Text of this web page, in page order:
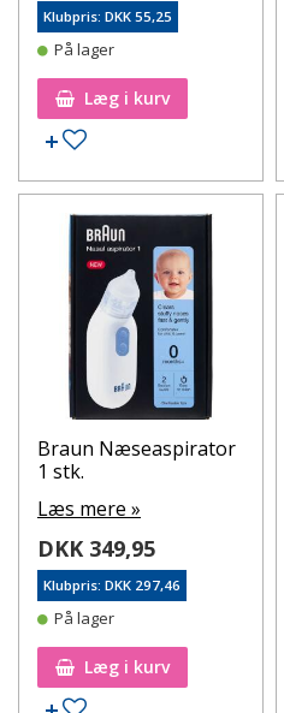
Klubpris: DKK 55,25
På lager
Læg i kurv
Tilføj til ønskeseddel
Braun Næseaspirator
1 stk.
Læs mere »
DKK 349,95
Klubpris: DKK 297,46
På lager
Læg i kurv
Tilføj til ønskeseddel